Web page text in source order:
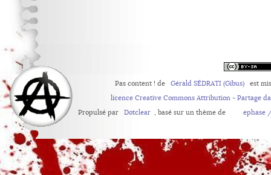
Pas content ! de Gérald SÉDRATI (Gibus)
est
licence Creative Commons Attribution - Partage
Propulsé par
Dotclear , basé sur un thème de ephase